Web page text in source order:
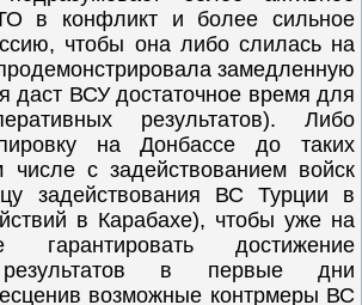
в конфликт и более сильное
чтобы она либо слилась на
замедленную
даст ВСУ достаточное время для
результатов). Либо
на Донбассе до таких
числе с задействованием войск
задействования ВС Турции в
в Карабахе), чтобы уже на
гарантировать достижение
результатов в первые дни
возможные контрмеры ВС